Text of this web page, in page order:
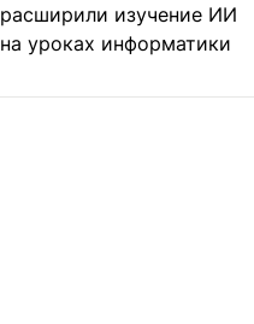
расширили изучение ИИ
на уроках информатики